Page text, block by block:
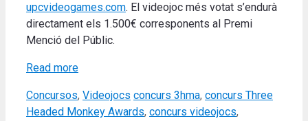
upcvideogames.com. El videojoc més votat s’endurà
directament els 1.500€ corresponents al Premi
Menció del Públic.
Read more
Categories
Concursos, Videojocs Tags
concurs 3hma, concurs Three
Headed Monkey Awards, concurs videojocs,